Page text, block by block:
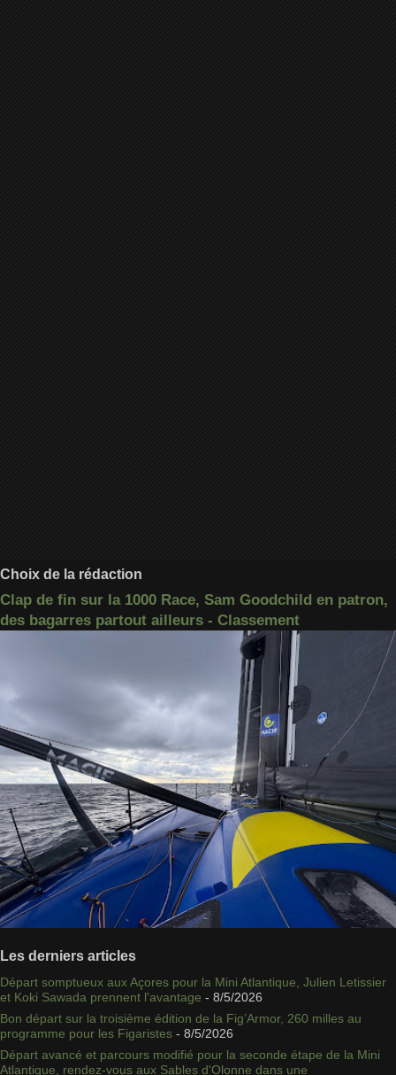
Choix de la rédaction
Clap de fin sur la 1000 Race, Sam Goodchild en patron,
des bagarres partout ailleurs - Classement
Les derniers articles
Départ somptueux aux Açores pour la Mini Atlantique, Julien Letissier
et Koki Sawada prennent l'avantage - 8/5/2026
Bon départ sur la troisième édition de la Fig’Armor, 260 milles au
programme pour les Figaristes - 8/5/2026
Départ avancé et parcours modifié pour la seconde étape de la Mini
Atlantique, rendez-vous aux Sables d'Olonne dans une